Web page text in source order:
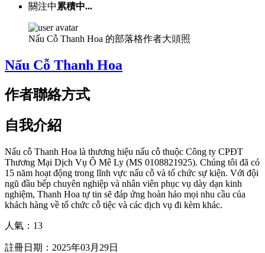
關注中 累積中...
Nấu Cỗ Thanh Hoa 的部落格作者大頭照
Nấu Cỗ Thanh Hoa
作者聯絡方式
自我介紹
Nấu cỗ Thanh Hoa là thương hiệu nấu cỗ thuộc Công ty CPĐT
Thương Mại Dịch Vụ Ô Mê Ly (MS 0108821925). Chúng tôi đã có
15 năm hoạt động trong lĩnh vực nấu cỗ và tổ chức sự kiện. Với đội
ngũ đầu bếp chuyên nghiệp và nhân viên phục vụ dày dạn kinh
nghiệm, Thanh Hoa tự tin sẽ đáp ứng hoàn hảo mọi nhu cầu của
khách hàng về tổ chức cỗ tiệc và các dịch vụ đi kèm khác.
人氣： 13
註冊日期： 2025年03月29日